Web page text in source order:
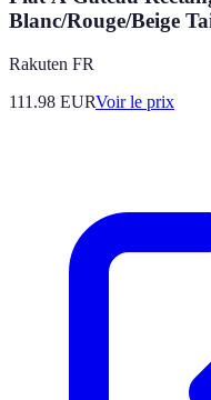
Blanc/Rouge/Beige
Rakuten FR
111.98 EURVoir le prix